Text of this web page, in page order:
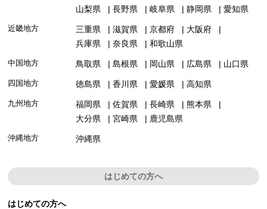
山梨県
長野県 岐阜県 静岡県 愛知県
近畿地方 三重県 滋賀県 京都府
大阪府
兵庫県
奈良県 和歌山県
中国地方 鳥取県 島根県 岡山県 広島県 山口県
四国地方 徳島県 香川県 愛媛県 高知県
九州地方 福岡県 佐賀県 長崎県
熊本県
大分県
宮崎県 鹿児島県
沖縄地方 沖縄県
はじめての方へ
はじめての方へ